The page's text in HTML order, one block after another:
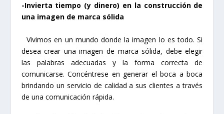
-Invierta tiempo (y dinero) en la construcción de
una imagen de marca sólida
Vivimos en un mundo donde la imagen lo es todo. Si
desea crear una imagen de marca sólida, debe elegir
las palabras adecuadas y la forma correcta de
comunicarse. Concéntrese en generar el boca a boca
brindando un servicio de calidad a sus clientes a través
de una comunicación rápida.